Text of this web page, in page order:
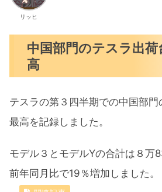
リッヒ
中国部門のテスラ出
高
テスラの第３四半期での中国部
最高を記録しました。
モデル３とモデルYの合計は８万
前年同月比で19％増加しました。